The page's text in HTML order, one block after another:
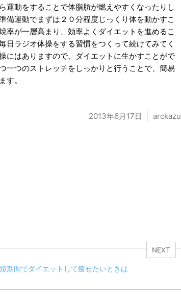
運動をすることで体脂肪が燃えやすくなったりし
備運動でまずは２０分程度じっくり体を動かすこ
率が一層高まり、効率よくダイエットを進めるこ
日ラジオ体操をする習慣をつくって続けてみてく
にはありますので、ダイエットに生かすことがで
一つのストレッチをしっかりと行うことで、簡易
す。
2013年6月17日 arckazu
NEXT
短期間でダイエットして痩せたいときは